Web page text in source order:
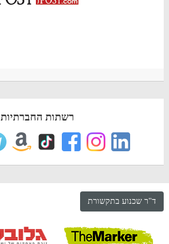
רשתות החברתיות
ד"ר שכנוע בתקשורת